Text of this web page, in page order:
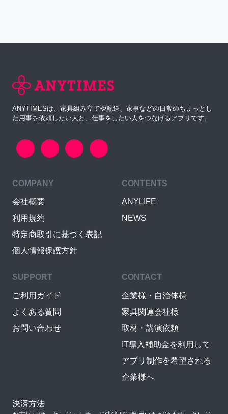
ANYTIMESは、家具組み立てや配送、家事などの日常のちょっとし
た用事を依頼したい人と、仕事をしたい人をつなげるアプリです。
COMPANY
会社概要
利用規約
特定商取引に基づく表記
個人情報保護方針
CONTENTS
ANYLIFE
NEWS
SUPPORT
ご利用ガイド
よくある質問
お問い合わせ
CONTACT
企業様・自治体様
家具関連会社様
取材・講演依頼
IT導入補助金を利用して
アプリ制作を希望される
企業様へ
決済方法